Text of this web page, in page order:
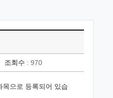
조회수: 970
으로 등록되어 있습